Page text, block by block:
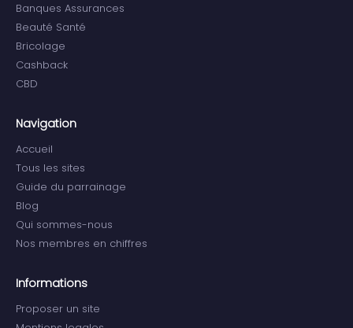
Banques Assurances
Beauté Santé
Bricolage
Cashback
CBD
Navigation
Accueil
Tous les sites
Guide du parrainage
Blog
Qui sommes-nous
Nos membres en chiffres
Informations
Proposer un site